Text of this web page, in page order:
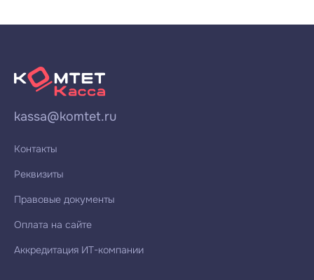
kassa@komtet.ru
Контакты
Реквизиты
Правовые документы
Оплата на сайте
Аккредитация ИТ-компании